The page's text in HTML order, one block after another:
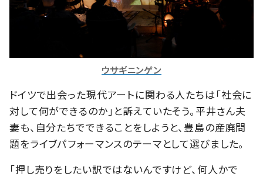
ウサギニンゲン
ドイツで出会った現代アートに関わる人たちは「社会に
対して何ができるのか」と訴えていたそう。平井さん夫
妻も、自分たちでできることをしようと、豊島の産廃問
題をライブパフォーマンスのテーマとして選びました。
「押し売りをしたい訳ではないんですけど、何人かで